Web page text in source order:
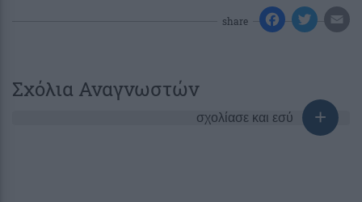
share
Σχόλια Αναγνωστών
σχολίασε και εσύ